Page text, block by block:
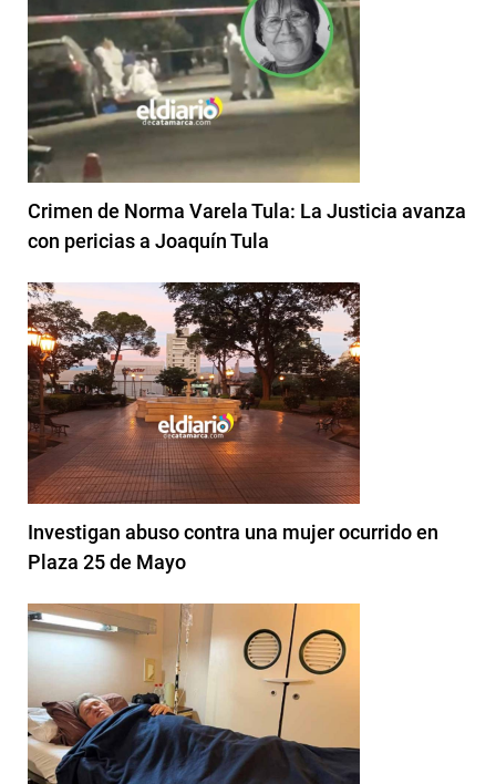
Crimen de Norma Varela Tula: La Justicia avanza
con pericias a Joaquín Tula
Investigan abuso contra una mujer ocurrido en
Plaza 25 de Mayo